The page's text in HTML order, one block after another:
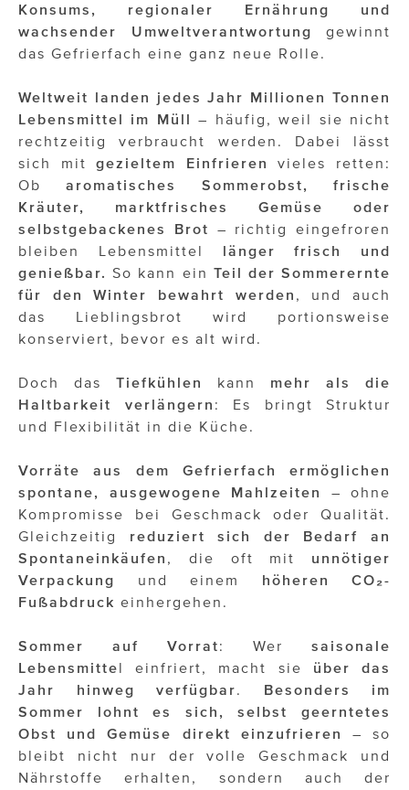
Konsums, regionaler Ernährung und
wachsender Umweltverantwortung gewinnt
das Gefrierfach eine ganz neue Rolle.
Weltweit landen jedes Jahr Millionen Tonnen
Lebensmittel im Müll – häufig, weil sie nicht
rechtzeitig verbraucht werden. Dabei lässt
sich mitgezieltem Einfrieren
vieles retten:
Obaromatisches Sommerobst, frische
Kräuter, marktfrisches Gemüse oder
selbstgebackenes Brot – richtig eingefroren
bleiben Lebensmittel länger frisch und
genießbar. So kann ein Teil der Sommerernte
für den Winter bewahrt werden , und auch
das Lieblingsbrot wird portionsweise
konserviert, bevor es alt wird.
Doch das Tiefkühlen kann mehr als die
Haltbarkeit verlängern : Es bringt Struktur
und Flexibilität in die Küche.
Vorräte aus dem Gefrierfach ermöglichen
spontane, ausgewogene Mahlzeiten – ohne
Kompromisse bei Geschmack oder Qualität.
Gleichzeitig reduziert
sich der Bedarf an
Spontaneinkäufen , die oft mit unnötiger
Verpackung
und einem höheren CO₂-
Fußabdruck einhergehen.
Sommer auf Vorrat: Wer saisonale
Lebensmittel einfriert, macht sie über das
Jahr hinweg verfügbar. Besonders im
Sommer lohnt es sich, selbst geerntetes
Obst und Gemüse direkt einzufrieren
– so
bleibt nicht nur der volle Geschmack und
Nährstoffe erhalten, sondern auch der